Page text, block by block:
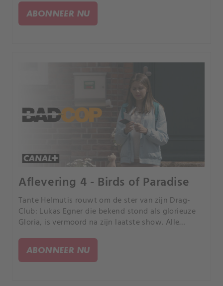
hem doodde.
ABONNEER NU
Aflevering 4 - Birds of Paradise
Tante Helmutis rouwt om de ster van zijn Drag-
Club: Lukas Egner die bekend stond als glorieuze
Gloria, is vermoord na zijn laatste show. Alle
waardoor het op een roof lijkt.
ABONNEER NU